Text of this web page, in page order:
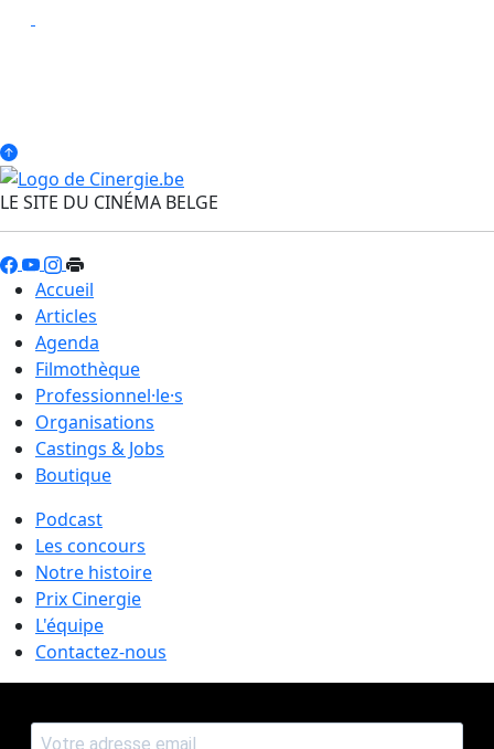
LE SITE DU CINÉMA BELGE
Accueil
Articles
Agenda
Filmothèque
Professionnel·le·s
Organisations
Castings & Jobs
Boutique
Podcast
Les concours
Notre histoire
Prix Cinergie
L'équipe
Contactez-nous